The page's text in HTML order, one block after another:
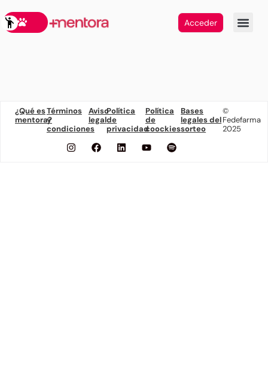
Acceder
¿Qué es
mentora?
Términos
y
condiciones
Aviso
legal
Política
de
privacidad
Política
de
coockies
Bases
legales del
sorteo
©
Fedefarma
2025